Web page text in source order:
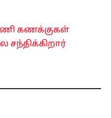
கணக்குகள்
சந்திக்கிறார்